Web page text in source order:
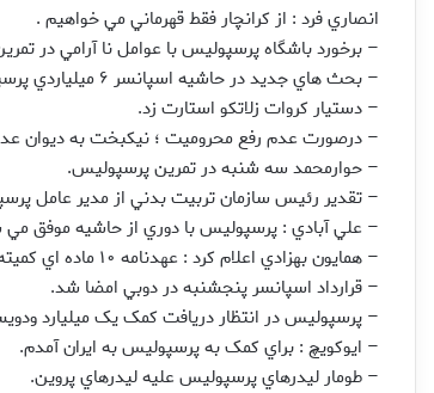
انصاري فرد : از کرانچار فقط قهرماني مي خواهيم .
– برخورد باشگاه پرسپوليس با عوامل نا آرامي در
– بحث هاي جديد در حاشيه اسپانسر ۶ ميلياردي پرسپوليس.
– دستيار کروات زلاتکو استارت زد.
– درصورت عدم رفع محروميت ؛ نيکبخت به ديوان
– حوارمحمد سه شنبه در تمرين پرسپوليس.
– تقدير رئيس سازمان تربيت بدني از مدير عامل
– علي آبادي : پرسپوليس با دوري از حاشيه موفق
– همايون بهزادي اعلام کرد : عهدنامه ۱۰ ماده اي کميته فني براي بازيکنان پرسپوليس.
– قرارداد اسپانسر پنجشنبه در دوبي امضا شد.
– پرسپوليس در انتظار دريافت کمک يک ميليارد
– ايوکويچ : براي کمک به پرسپوليس به ايران آمدم.
– طومار ليدرهاي پرسپوليس عليه ليدرهاي پروين.